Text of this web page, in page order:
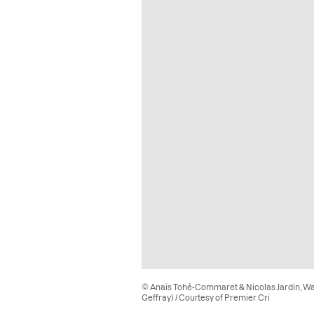
© Anaïs Tohé-Commaret & Nicolas Jardin,
Geffray) / Courtesy of Premier Cri